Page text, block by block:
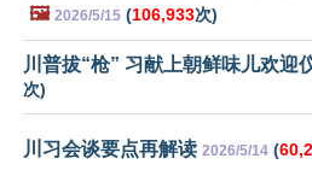
🖼️ 2026/5/15 (106,933次)
川普拔“枪” 习献上朝鲜味儿欢迎
次)
川习会谈要点再解读 2026/5/14 (